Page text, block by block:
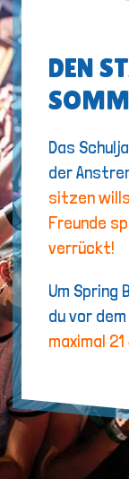
DEN
Das
der
sitzen
Freunde
verrückt!
Um Spring
du vor dem
maximal